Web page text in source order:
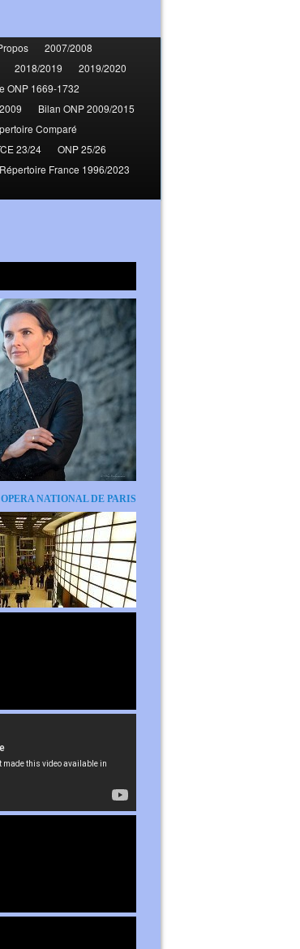
2007/2008
2018/2019
2019/2020
ONP 1669-1732
Bilan ONP 2009/2015
Comparé
23/24
ONP 25/26
Répertoire France 1996/2023
OPERA NATIONAL DE PARIS